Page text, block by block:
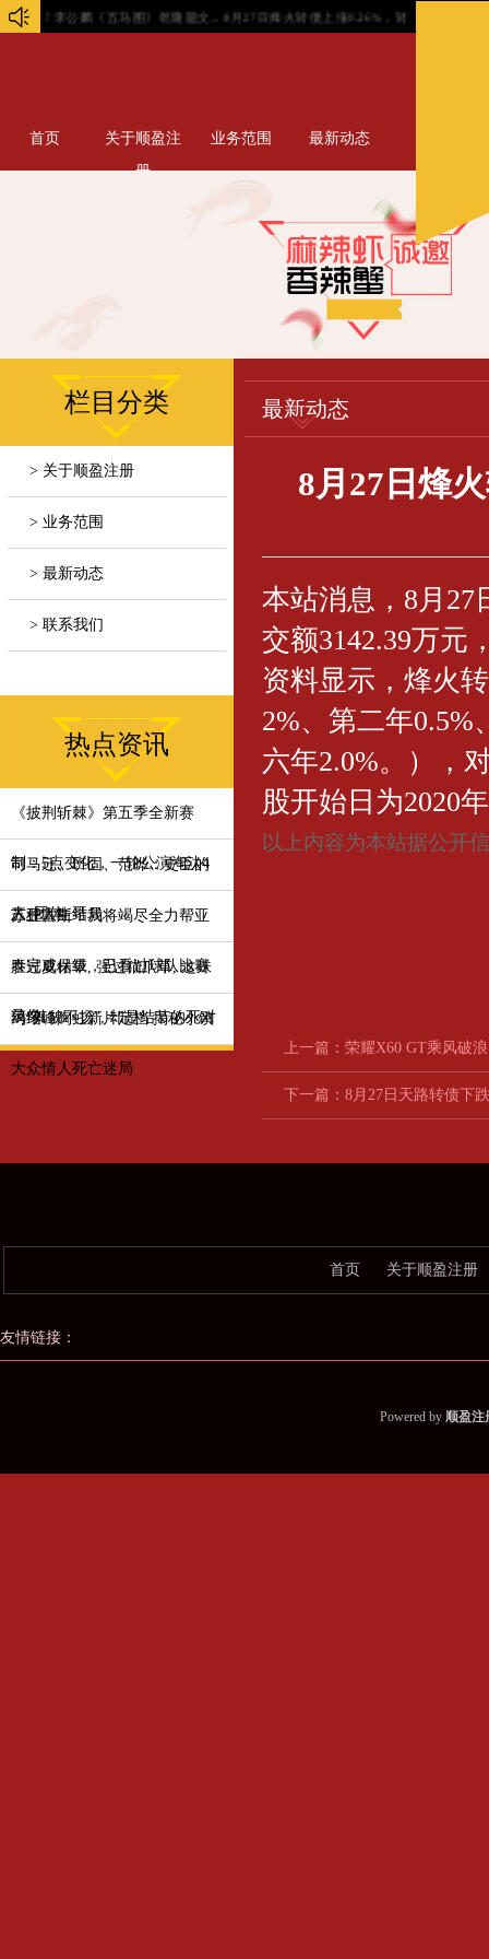
宋 李公麟《五马图》乾隆题文... 8月27日烽火转债上涨0.26%，转股溢价率
首页
关于顺盈注
册
业务范围 最新动态
栏目分类
> 关于顺盈注册
> 业务范围
> 最新动态
> 联系我们
热点资讯
《披荆斩棘》第五季全新赛
制：5点变化，一轮公演淘汰4
人_团体_哥
司马迁、班固、范晔：史臣的
三种人生结局
苏亚雷斯：我将竭尽全力帮亚
泰完成保级，已看过球队比赛
录像
胜过夏枯草, 强过猫爪草, 这味
药“其貌不扬”, 却是结节的死对
冯绍峰陶虹新片定档 揭秘小镇
大众情人死亡迷局
最新动态
8月27日烽
本站消息，8月27
交额3142.39万元
资料显示，烽火
2%、第二年0.5%
六年2.0%。），
股开始日为2020
以上内容为本站据公开
上一篇： 荣耀X60 GT乘风破
下一篇： 8月27日天路转债下
首页 关于顺盈注册
友情链接：
Powered by 顺盈注